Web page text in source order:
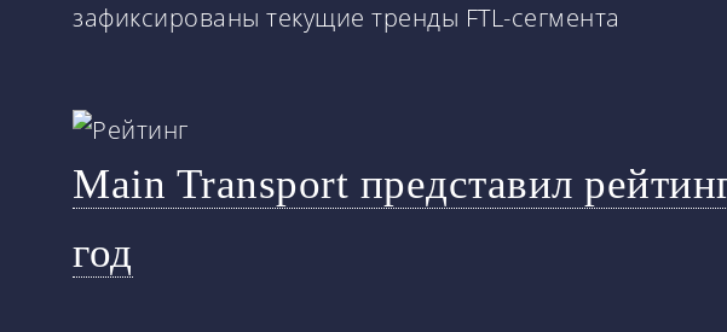
зафиксированы текущие тренды FTL-сегмента
Main Transport представил
год